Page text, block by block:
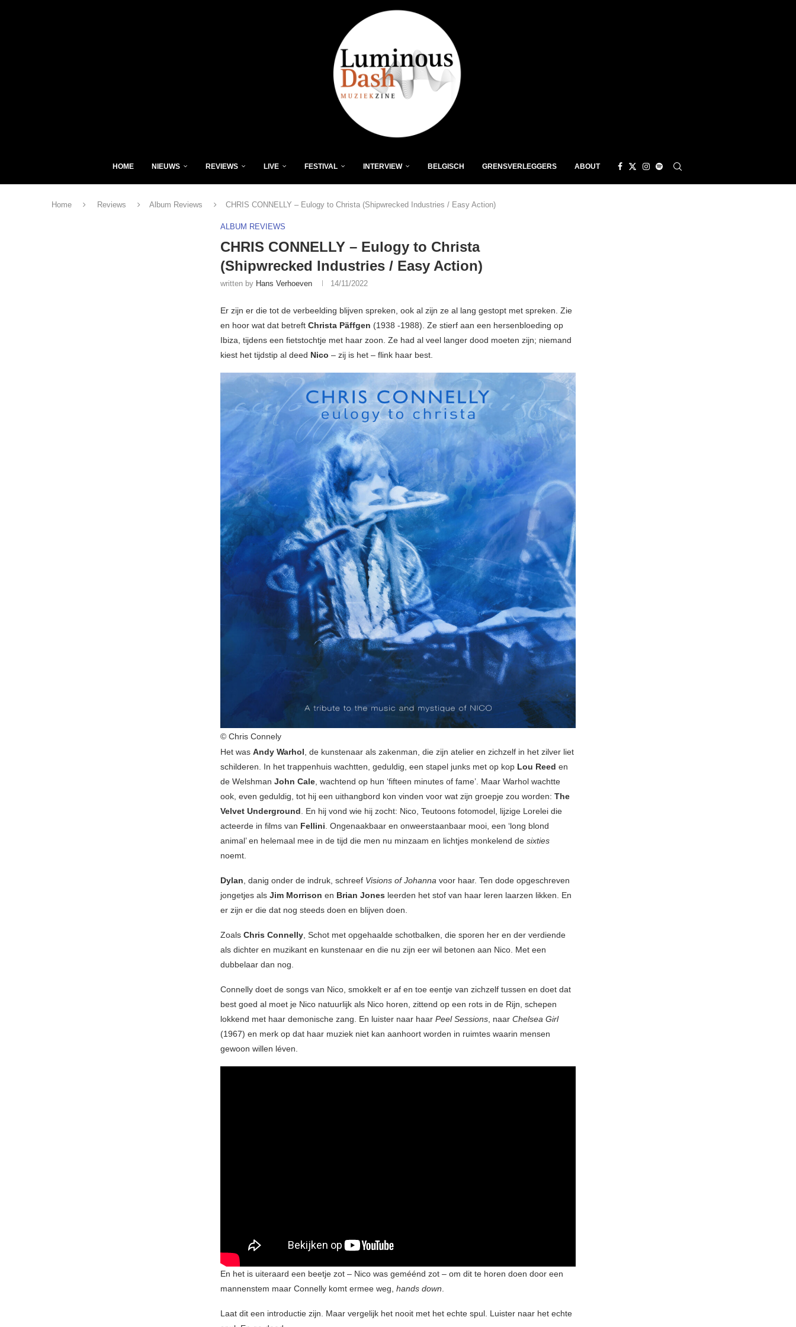
HOME NIEUWS REVIEWS LIVE FESTIVAL INTERVIEW BELGISCH GRENSVERLEGGERS ABOUT
Home Reviews Album Reviews CHRIS CONNELLY – Eulogy to Christa (Shipwrecked Industries / Easy Action)
ALBUM REVIEWS
CHRIS CONNELLY – Eulogy to Christa
(Shipwrecked Industries / Easy Action)
written by Hans Verhoeven 14/11/2022
Er zijn er die tot de verbeelding blijven spreken, ook al zijn ze al lang gestopt met spreken. Zie
en hoor wat dat betreft Christa Päffgen (1938 -1988). Ze stierf aan een hersenbloeding op
Ibiza, tijdens een fietstochtje met haar zoon. Ze had al veel langer dood moeten zijn; niemand
kiest het tijdstip al deed Nico – zij is het – flink haar best.
© Chris Connely
Het was Andy Warhol, de kunstenaar als zakenman, die zijn atelier en zichzelf in het zilver liet
schilderen. In het trappenhuis wachtten, geduldig, een stapel junks met op kop Lou Reed en
de Welshman John Cale, wachtend op hun ‘fifteen minutes of fame’. Maar Warhol wachtte
ook, even geduldig, tot hij een uithangbord kon vinden voor wat zijn groepje zou worden: The
Velvet Underground. En hij vond wie hij zocht: Nico, Teutoons fotomodel, lijzige Lorelei die
acteerde in films van Fellini. Ongenaakbaar en onweerstaanbaar mooi, een ‘long blond
animal’ en helemaal mee in de tijd die men nu minzaam en lichtjes monkelend de sixties
noemt.
Dylan, danig onder de indruk, schreef Visions of Johanna voor haar. Ten dode opgeschreven
jongetjes als Jim Morrison en Brian Jones leerden het stof van haar leren laarzen likken. En
er zijn er die dat nog steeds doen en blijven doen.
Zoals Chris Connelly, Schot met opgehaalde schotbalken, die sporen her en der verdiende
als dichter en muzikant en kunstenaar en die nu zijn eer wil betonen aan Nico. Met een
dubbelaar dan nog.
Connelly doet de songs van Nico, smokkelt er af en toe eentje van zichzelf tussen en doet dat
best goed al moet je Nico natuurlijk als Nico horen, zittend op een rots in de Rijn, schepen
lokkend met haar demonische zang. En luister naar haar Peel Sessions, naar Chelsea Girl
(1967) en merk op dat haar muziek niet kan aanhoort worden in ruimtes waarin mensen
gewoon willen léven.
En het is uiteraard een beetje zot – Nico was geméénd zot – om dit te horen doen door een
mannenstem maar Connelly komt ermee weg, hands down
Laat dit een introductie zijn. Maar vergelijk het nooit met het echte spul. Luister naar het echte